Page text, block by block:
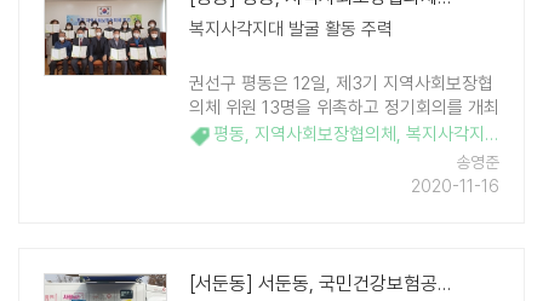
복지사각지대 발굴 활동 주력
권선구 평동은 12일, 제3기 지역사회보장협
의체 위원 13명을 위촉하고 정기회의를 개최
했다. 이날은 제3기 지역사회보장협의체 출
범 후 첫 회의로, 위원 위촉식 및 위원장 선
출도 함께 진행됐다. 제3기 평동 ..
평동, 지역사회보장협의체 , 복지사각지대
송영준
2020-11-16
[서둔동] 서둔동, 국민건강보험공단과 '작은 노인안심마을' 만든다